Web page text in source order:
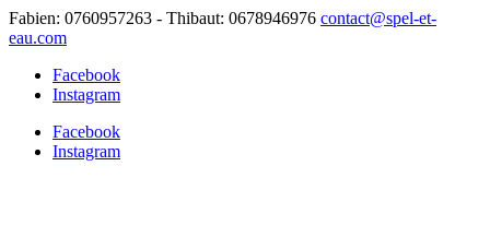
Fabien: 0760957263 - Thibaut: 0678946976 contact@spel-et-
eau.com
Facebook
Instagram
Facebook
Instagram